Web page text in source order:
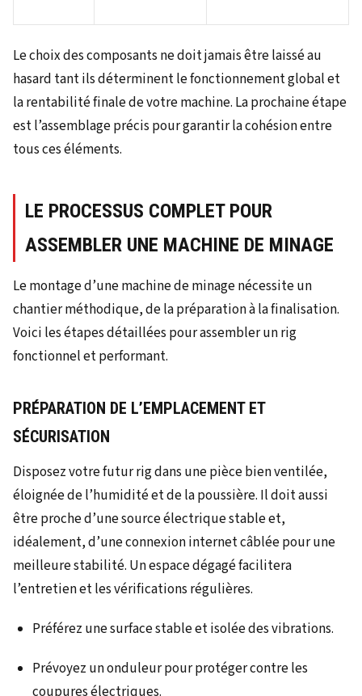
Le choix des composants ne doit jamais être laissé au
hasard tant ils déterminent le fonctionnement global et
la rentabilité finale de votre machine. La prochaine étape
est l’assemblage précis pour garantir la cohésion entre
tous ces éléments.
LE PROCESSUS COMPLET POUR
ASSEMBLER UNE MACHINE DE MINAGE
Le montage d’une machine de minage nécessite un
chantier méthodique, de la préparation à la finalisation.
Voici les étapes détaillées pour assembler un rig
fonctionnel et performant.
PRÉPARATION DE L’EMPLACEMENT ET
SÉCURISATION
Disposez votre futur rig dans une pièce bien ventilée,
éloignée de l’humidité et de la poussière. Il doit aussi
être proche d’une source électrique stable et,
idéalement, d’une connexion internet câblée pour une
meilleure stabilité. Un espace dégagé facilitera
l’entretien et les vérifications régulières.
Préférez une surface stable et isolée des vibrations.
Prévoyez un onduleur pour protéger contre les
coupures électriques.